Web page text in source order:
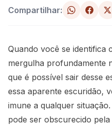
Compartilhar:
Quando você se identifica
mergulha profundamente
que é possível sair desse
essa aparente escuridão,
imune a qualquer
pode ser obscurecido